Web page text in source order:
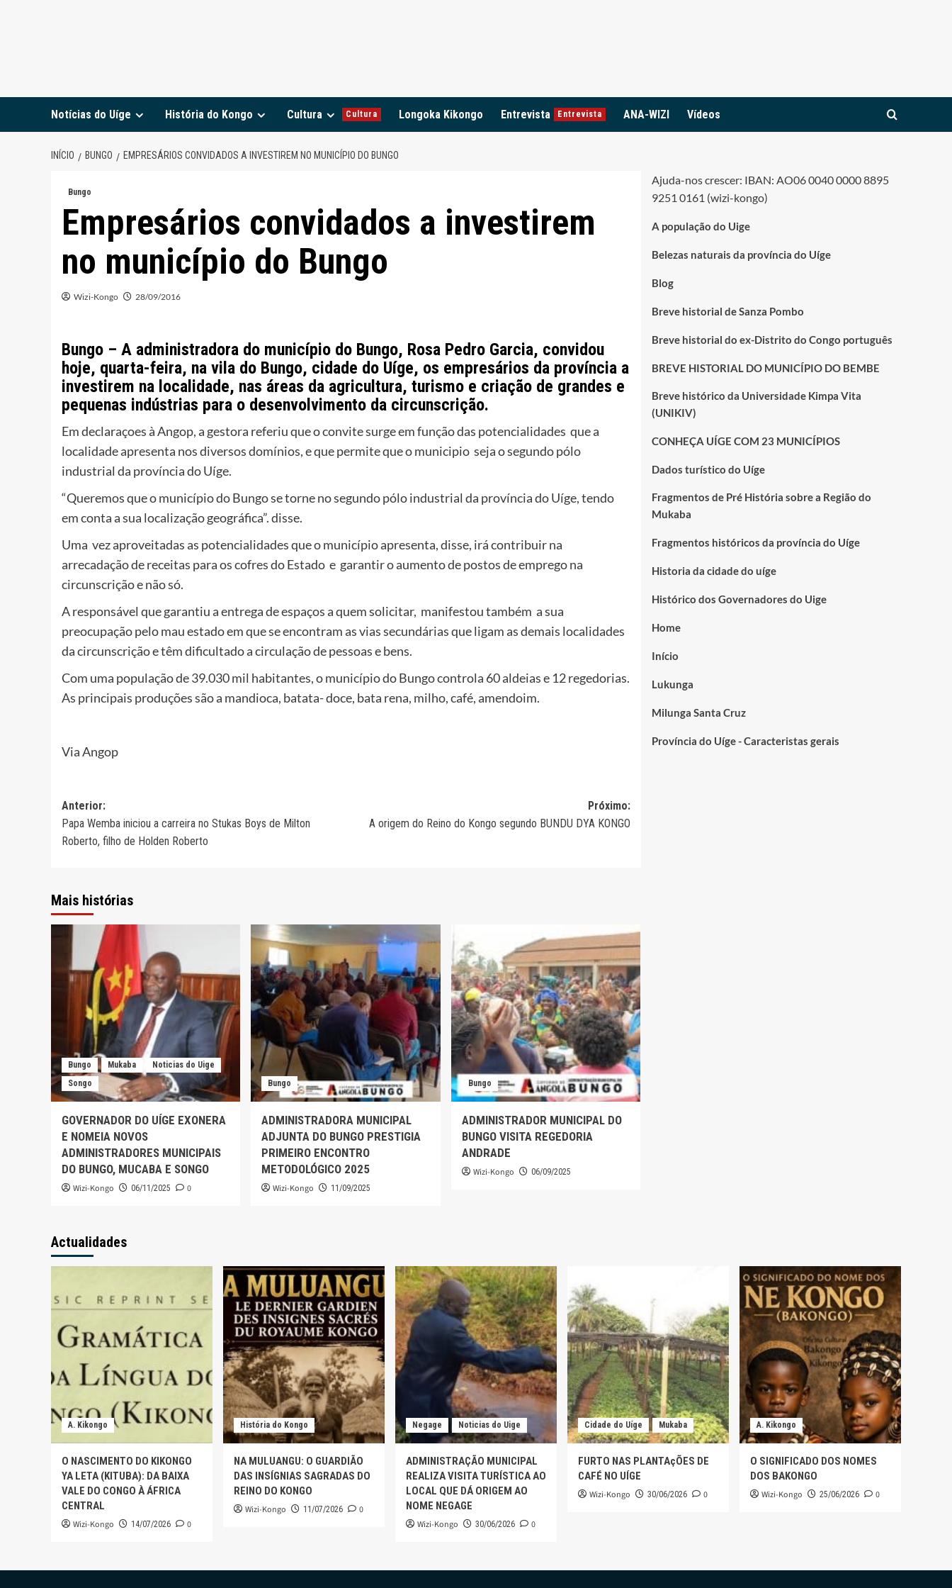
Notícias do Uíge História do Kongo Cultura Cultura Longoka Kikongo Entrevista Entrevista ANA-WIZI Vídeos
INÍCIO BUNGO EMPRESÁRIOS CONVIDADOS A INVESTIREM NO MUNICÍPIO DO BUNGO
Bungo
Empresários convidados a investirem
no município do Bungo
Wizi-Kongo 28/09/2016
Bungo – A administradora do município do Bungo, Rosa Pedro Garcia, convidou
hoje, quarta-feira, na vila do Bungo, cidade do Uíge, os empresários da província a
investirem na localidade, nas áreas da agricultura, turismo e criação de grandes e
pequenas indústrias para o desenvolvimento da circunscrição.
Em declaraçoes à Angop, a gestora referiu que o convite surge em função das potencialidades que a
localidade apresenta nos diversos domínios, e que permite que o municipio seja o segundo pólo
industrial da província do Uíge.
“Queremos que o município do Bungo se torne no segundo pólo industrial da província do Uíge, tendo
em conta a sua localização geográfica”. disse.
Uma vez aproveitadas as potencialidades que o município apresenta, disse, irá contribuir na
arrecadação de receitas para os cofres do Estado e garantir o aumento de postos de emprego na
circunscrição e não só.
A responsável que garantiu a entrega de espaços a quem solicitar, manifestou também a sua
preocupação pelo mau estado em que se encontram as vias secundárias que ligam as demais localidades
da circunscrição e têm dificultado a circulação de pessoas e bens.
Com uma população de 39.030 mil habitantes, o município do Bungo controla 60 aldeias e 12 regedorias.
As principais produções são a mandioca, batata- doce, bata rena, milho, café, amendoim.
Via Angop
Navegação
de
artigos
Anterior:
Papa Wemba iniciou a carreira no Stukas Boys de Milton
Roberto, filho de Holden Roberto
Próximo:
A origem do Reino do Kongo segundo BUNDU DYA KONGO
Mais histórias
Bungo Mukaba
Noticias do Uige
Songo
GOVERNADOR DO UÍGE EXONERA
E NOMEIA NOVOS
ADMINISTRADORES MUNICIPAIS
DO BUNGO, MUCABA E SONGO
Wizi-Kongo 06/11/2025 0
Bungo
ADMINISTRADORA MUNICIPAL
ADJUNTA DO BUNGO PRESTIGIA
PRIMEIRO ENCONTRO
METODOLÓGICO 2025
Wizi-Kongo 11/09/2025
Bungo
ADMINISTRADOR MUNICIPAL DO
BUNGO VISITA REGEDORIA
ANDRADE
Wizi-Kongo 06/09/2025
Ajuda-nos crescer: IBAN: AO06 0040 0000 8895
9251 0161 (wizi-kongo)
A população do Uige
Belezas naturais da província do Uíge
Blog
Breve historial de Sanza Pombo
Breve historial do ex-Distrito do Congo português
BREVE HISTORIAL DO MUNICÍPIO DO BEMBE
Breve histórico da Universidade Kimpa Vita
(UNIKIV)
CONHEÇA UÍGE COM 23 MUNICÍPIOS
Dados turístico do Uíge
Fragmentos de Pré História sobre a Região do
Mukaba
Fragmentos históricos da província do Uíge
Historia da cidade do uíge
Histórico dos Governadores do Uige
Home
Início
Lukunga
Milunga Santa Cruz
Província do Uíge - Caracteristas gerais
Actualidades
A. Kikongo
O NASCIMENTO DO KIKONGO
YA LETA (KITUBA): DA BAIXA
VALE DO CONGO À ÁFRICA
CENTRAL
Wizi-Kongo 14/07/2026 0
História do Kongo
NA MULUANGU: O GUARDIÃO
DAS INSÍGNIAS SAGRADAS DO
REINO DO KONGO
Wizi-Kongo 11/07/2026 0
Negage Noticias do Uige
ADMINISTRAÇÃO MUNICIPAL
REALIZA VISITA TURÍSTICA AO
LOCAL QUE DÁ ORIGEM AO
NOME NEGAGE
Wizi-Kongo 30/06/2026 0
Cidade do Uíge Mukaba
FURTO NAS PLANTAçÕES DE
CAFÉ NO UÍGE
Wizi-Kongo 30/06/2026 0
A. Kikongo
O SIGNIFICADO DOS NOMES
DOS BAKONGO
Wizi-Kongo 25/06/2026 0